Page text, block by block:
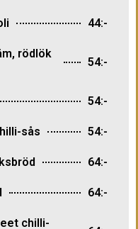
44:-
rödlök
54:-
54:-
sås 54:-
64:-
64:-
chilli-